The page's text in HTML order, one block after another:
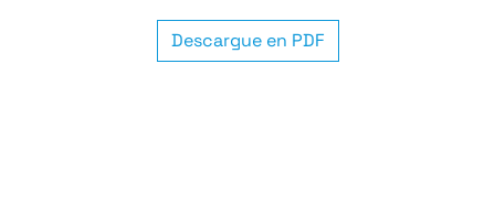
Descargue en PDF